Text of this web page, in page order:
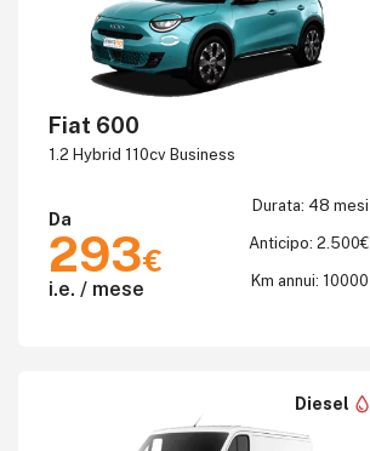
Fiat 600
1.2 Hybrid 110cv Business
Da
293€
i.e. / mese
Durata: 48 mesi
Anticipo: 2.500€
Km annui: 10000
Diesel